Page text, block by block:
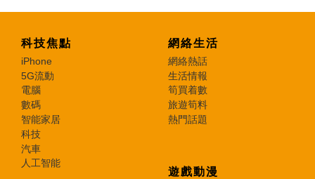
科技焦點
iPhone
5G流動
電腦
數碼
智能家居
科技
汽車
人工智能
網絡生活
網絡熱話
生活情報
筍買着數
旅遊筍料
熱門話題
遊戲動漫